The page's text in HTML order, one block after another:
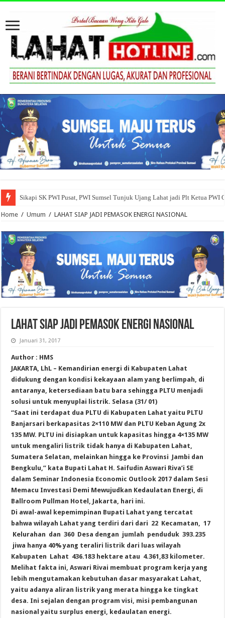
Sikapi SK PWI Pusat, PWI Sumsel Tunjuk Ujang Lahat jadi Plt Ketua PWI
Home / Umum / LAHAT SIAP JADI PEMASOK ENERGI NASIONAL
LAHAT SIAP JADI PEMASOK ENERGI NASIONAL
Januari 31, 2017
Author : HMS
JAKARTA, LhL – Kemandirian energi di Kabupaten Lahat
didukung dengan kondisi kekayaan alam yang berlimpah, di
antaranya, ketersediaan batu bara sehingga PLTU menjadi
solusi untuk menyuplai listrik. Selasa (31/ 01)
“Saat ini terdapat dua PLTU di Kabupaten Lahat yaitu PLTU
Banjarsari berkapasitas 2×110 MW dan PLTU Keban Agung 2x
135 MW. PLTU ini disiapkan untuk kapasitas hingga 4×135 MW
untuk mengaliri listrik tidak hanya di Kabupaten Lahat,
Sumatera Selatan, melainkan hingga ke Provinsi Jambi dan
Bengkulu,” kata Bupati Lahat H. Saifudin Aswari Riva’i SE
dalam Seminar Indonesia Economic Outlook 2017 dalam Sesi
Memacu Investasi Demi Mewujudkan Kedaulatan Energi, di
Ballroom Pullman Hotel, Jakarta, hari ini.
Di awal-awal kepemimpinan Bupati Lahat yang tercatat
bahwa wilayah Lahat yang terdiri dari dari 22 Kecamatan, 17
Kelurahan dan 360 Desa dengan jumlah penduduk 393.235
jiwa hanya 40% yang teraliri listrik dari luas wilayah
Kabupaten Lahat 436.183 hektare atau 4.361,83 kilometer.
Melihat fakta ini, Aswari Rivai membuat program kerja yang
lebih mengutamakan kebutuhan dasar masyarakat Lahat,
yaitu adanya aliran listrik yang merata hingga ke tingkat
desa. Ini sejalan dengan program visi, misi pembangunan
nasional yaitu surplus energi, kedaulatan energi.